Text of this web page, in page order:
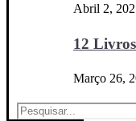
Abril 2,
12
Março 26,